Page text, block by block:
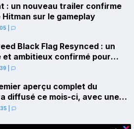
: un nouveau trailer confirme
Hitman sur le gameplay
Black Flag Resynced : un
et ambitieux confirmé pour
aperçu complet du
diffusé ce mois-ci, avec une
sur Netflix